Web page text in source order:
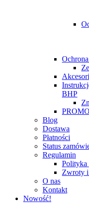
BHP
Blog
Dostawa
Płatności
Status
Regulamin
Polityka
Zwroty i
O nas
Kontakt
Nowość!